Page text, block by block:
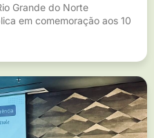
Grande do Norte
em comemoração aos 10